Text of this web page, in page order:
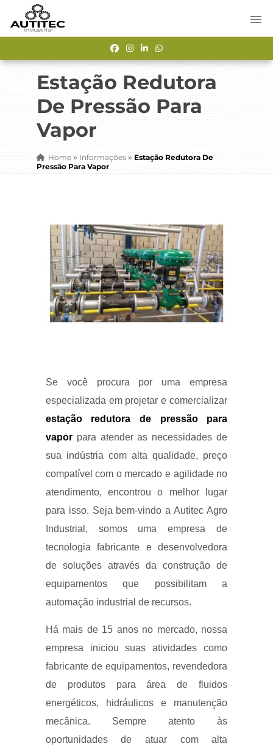
Estação Redutora
De Pressão Para
Vapor
Home» Informações » Estação Redutora De
Pressão Para Vapor
Se você procura por uma empresa
especializada em projetar e comercializar
estação redutora de pressão para
vapor para atender as necessidades de
sua indústria com alta qualidade, preço
compatível com o mercado e agilidade no
atendimento, encontrou o melhor lugar
para isso. Seja bem-vindo a Autitec Agro
Industrial, somos uma empresa de
tecnologia fabricante e desenvolvedora
de soluções através da construção de
equipamentos que possibilitam a
automação industrial de recursos.
Há mais de 15 anos no mercado, nossa
empresa iniciou suas atividades como
fabricante de equipamentos, revendedora
de produtos para área de fluidos
energéticos, hidráulicos e manutenção
mecânica. Sempre atento às
oportunidades de atuar com alta